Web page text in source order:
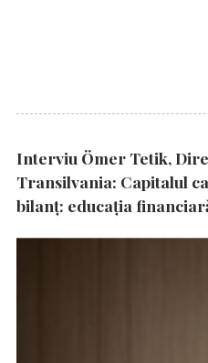
Interviu Ömer Tetik,
Transilvania: Capitalul
bilanț: educația